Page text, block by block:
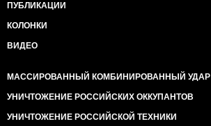
ПУБЛИКАЦИИ
КОЛОНКИ
ВИДЕО
МАССИРОВАННЫЙ КОМБИНИРОВАННЫЙ УДАР
УНИЧТОЖЕНИЕ РОССИЙСКИХ ОККУПАНТОВ
УНИЧТОЖЕНИЕ РОССИЙСКОЙ ТЕХНИКИ